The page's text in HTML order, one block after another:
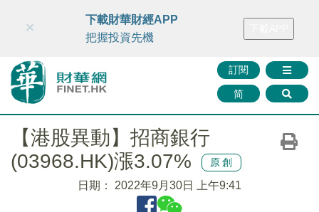
財華智庫網 FINTV FINMETA 財華證券 媒體矩陣
訂閱
简
×
下載財華財經APP
把握投資先機
【港股異動】招商銀行
(03968.HK)漲3.07%
原創
日期： 2022年9月30日 上午9:41